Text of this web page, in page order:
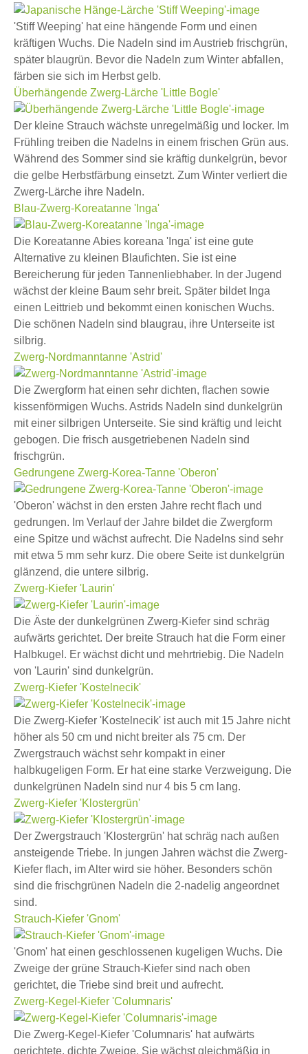
'Stiff Weeping' hat eine hängende Form und einen
kräftigen Wuchs. Die Nadeln sind im Austrieb frischgrün,
später blaugrün. Bevor die Nadeln zum Winter abfallen,
färben sie sich im Herbst gelb.
Überhängende Zwerg-Lärche 'Little Bogle'
Der kleine Strauch wächste unregelmäßig und locker. Im
Frühling treiben die Nadelns in einem frischen Grün aus.
Während des Sommer sind sie kräftig dunkelgrün, bevor
die gelbe Herbstfärbung einsetzt. Zum Winter verliert die
Zwerg-Lärche ihre Nadeln.
Blau-Zwerg-Koreatanne 'Inga'
Die Koreatanne Abies koreana 'Inga' ist eine gute
Alternative zu kleinen Blaufichten. Sie ist eine
Bereicherung für jeden Tannenliebhaber. In der Jugend
wächst der kleine Baum sehr breit. Später bildet Inga
einen Leittrieb und bekommt einen konischen Wuchs.
Die schönen Nadeln sind blaugrau, ihre Unterseite ist
silbrig.
Zwerg-Nordmanntanne 'Astrid'
Die Zwergform hat einen sehr dichten, flachen sowie
kissenförmigen Wuchs. Astrids Nadeln sind dunkelgrün
mit einer silbrigen Unterseite. Sie sind kräftig und leicht
gebogen. Die frisch ausgetriebenen Nadeln sind
frischgrün.
Gedrungene Zwerg-Korea-Tanne 'Oberon'
'Oberon' wächst in den ersten Jahre recht flach und
gedrungen. Im Verlauf der Jahre bildet die Zwergform
eine Spitze und wächst aufrecht. Die Nadelns sind sehr
mit etwa 5 mm sehr kurz. Die obere Seite ist dunkelgrün
glänzend, die untere silbrig.
Zwerg-Kiefer 'Laurin'
Die Äste der dunkelgrünen Zwerg-Kiefer sind schräg
aufwärts gerichtet. Der breite Strauch hat die Form einer
Halbkugel. Er wächst dicht und mehrtriebig. Die Nadeln
von 'Laurin' sind dunkelgrün.
Zwerg-Kiefer 'Kostelnecik'
Die Zwerg-Kiefer 'Kostelnecik' ist auch mit 15 Jahre nicht
höher als 50 cm und nicht breiter als 75 cm. Der
Zwergstrauch wächst sehr kompakt in einer
halbkugeligen Form. Er hat eine starke Verzweigung. Die
dunkelgrünen Nadeln sind nur 4 bis 5 cm lang.
Zwerg-Kiefer 'Klostergrün'
Der Zwergstrauch 'Klostergrün' hat schräg nach außen
ansteigende Triebe. In jungen Jahren wächst die Zwerg-
Kiefer flach, im Alter wird sie höher. Besonders schön
sind die frischgrünen Nadeln die 2-nadelig angeordnet
sind.
Strauch-Kiefer 'Gnom'
'Gnom' hat einen geschlossenen kugeligen Wuchs. Die
Zweige der grüne Strauch-Kiefer sind nach oben
gerichtet, die Triebe sind breit und aufrecht.
Zwerg-Kegel-Kiefer 'Columnaris'
Die Zwerg-Kegel-Kiefer 'Columnaris' hat aufwärts
gerichtete, dichte Zweige. Sie wächst gleichmäßig in